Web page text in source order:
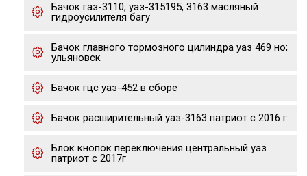
Бачок газ-3110, уаз-315195, 3163 масляный
гидроусилителя багу
Бачок главного тормозного цилиндра уаз 469 но;
ульяновск
Бачок гцс уаз-452 в сборе
Бачок расширительный уаз-3163 патриот с 2016 г.
Блок кнопок переключения центральный уаз
патриот с 2017г